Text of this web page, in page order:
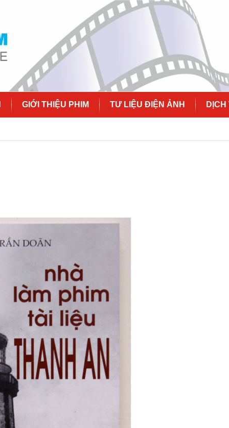
GIỚI THIỆU PHIM TƯ LIỆU ĐIỆN ẢNH DỊCH